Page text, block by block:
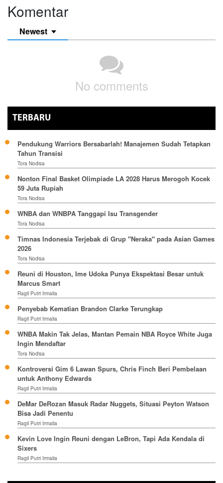
Komentar
Newest
No comments
TERBARU
Pendukung Warriors Bersabarlah! Manajemen Sudah Tetapkan
Tahun Transisi
Tora Nodisa
Nonton Final Basket Olimpiade LA 2028 Harus Merogoh Kocek
59 Juta Rupiah
Tora Nodisa
WNBA dan WNBPA Tanggapi Isu Transgender
Tora Nodisa
Timnas Indonesia Terjebak di Grup "Neraka" pada Asian Games
2026
Tora Nodisa
Reuni di Houston, Ime Udoka Punya Ekspektasi Besar untuk
Marcus Smart
Ragil Putri Irmalia
Penyebab Kematian Brandon Clarke Terungkap
Ragil Putri Irmalia
WNBA Makin Tak Jelas, Mantan Pemain NBA Royce White Juga
Ingin Mendaftar
Tora Nodisa
Kontroversi Gim 6 Lawan Spurs, Chris Finch Beri Pembelaan
untuk Anthony Edwards
Ragil Putri Irmalia
DeMar DeRozan Masuk Radar Nuggets, Situasi Peyton Watson
Bisa Jadi Penentu
Ragil Putri Irmalia
Kevin Love Ingin Reuni dengan LeBron, Tapi Ada Kendala di
Sixers
Ragil Putri Irmalia